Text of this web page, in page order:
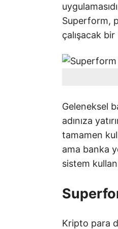
Superform,
çalışacak
Geleneksel
adınıza
tamamen
ama banka
sistem
Kripto para